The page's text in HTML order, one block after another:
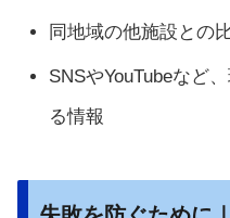
同地域の他施設との
SNSやYouTubeなど
る情報